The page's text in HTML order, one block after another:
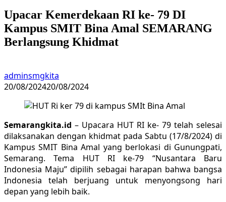
Upacar Kemerdekaan RI ke- 79 DI
Kampus SMIT Bina Amal SEMARANG
Berlangsung Khidmat
adminsmgkita
20/08/202420/08/2024
Semarangkita.id – Upacara HUT RI ke- 79 telah selesai
dilaksanakan dengan khidmat pada Sabtu (17/8/2024) di
Kampus SMIT Bina Amal yang berlokasi di Gunungpati,
Semarang. Tema HUT RI ke-79 “Nusantara Baru
Indonesia Maju” dipilih sebagai harapan bahwa bangsa
Indonesia telah berjuang untuk menyongsong hari
depan yang lebih baik.